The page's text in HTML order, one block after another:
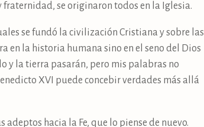
se originaron todos en la Iglesia.
se fundó la civilización Cristiana y sobre las
en la historia humana sino en el seno del Dios
y la tierra pasarán, pero mis palabras no
XVI puede concebir verdades más allá
adeptos hacia la Fe, que lo piense de nuevo.